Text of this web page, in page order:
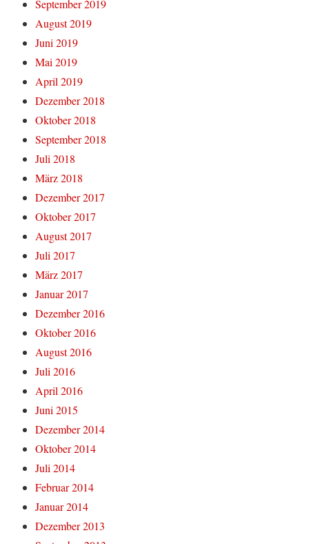
September 2019
August 2019
Juni 2019
Mai 2019
April 2019
Dezember 2018
Oktober 2018
September 2018
Juli 2018
März 2018
Dezember 2017
Oktober 2017
August 2017
Juli 2017
März 2017
Januar 2017
Dezember 2016
Oktober 2016
August 2016
Juli 2016
April 2016
Juni 2015
Dezember 2014
Oktober 2014
Juli 2014
Februar 2014
Januar 2014
Dezember 2013